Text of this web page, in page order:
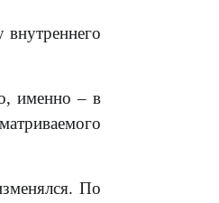
внутреннего
именно – в
По